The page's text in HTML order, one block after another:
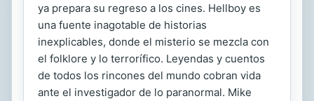
ya prepara su regreso a los cines. Hellboy es
una fuente inagotable de historias
inexplicables, donde el misterio se mezcla con
el folklore y lo terrorífico. Leyendas y cuentos
de todos los rincones del mundo cobran vida
ante el investigador de lo paranormal. Mike